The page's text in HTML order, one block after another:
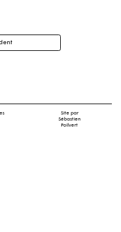
Site par
Sébastien
Poilvert